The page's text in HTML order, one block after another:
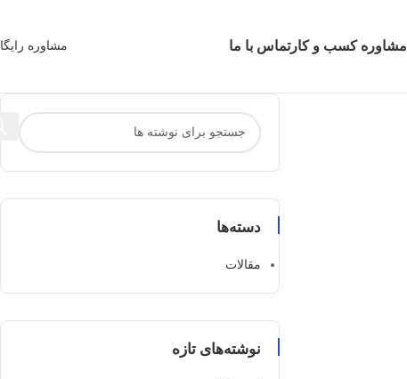
مشاوره کسب و کارتماس با ما مشاوره
دسته‌ها
مقالات
نوشته‌های تازه